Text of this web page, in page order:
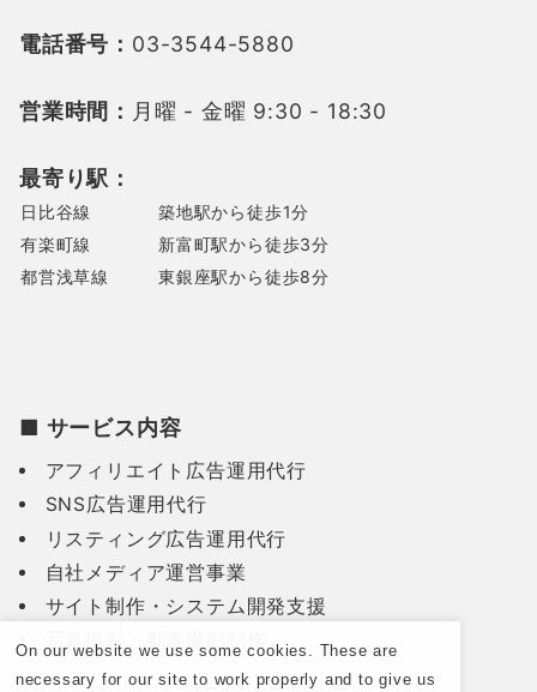
電話番号： 03-3544-5880
営業時間： 月曜 - 金曜 9:30 - 18:30
最寄り駅：
日比谷線
築地駅から徒歩1分
有楽町線
新富町駅から徒歩3分
都営浅草線
東銀座駅から徒歩8分
■ サービス内容
アフィリエイト広告運用代行
SNS広告運用代行
リスティング広告運用代行
自社メディア運営事業
サイト制作・システム開発支援
写真撮影・動画撮影制作
On our website we use some cookies. These are
necessary for our site to work properly and to give us